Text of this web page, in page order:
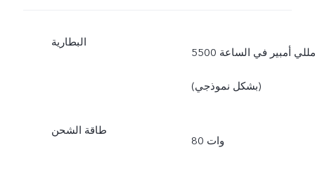
البطارية
5500 مللي أمبير في الساعة
(بشكل نموذجي)
طاقة الشحن
80 وات